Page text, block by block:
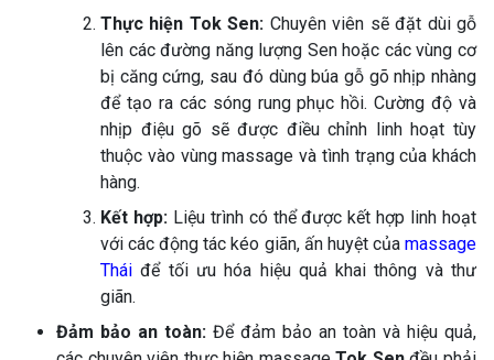
Thực hiện Tok Sen: Chuyên viên sẽ đặt dùi gỗ
lên các đường năng lượng Sen hoặc các vùng cơ
bị căng cứng, sau đó dùng búa gỗ gõ nhịp nhàng
để tạo ra các sóng rung phục hồi. Cường độ và
nhịp điệu gõ sẽ được điều chỉnh linh hoạt tùy
thuộc vào vùng massage và tình trạng của khách
hàng.
Kết hợp:Liệu trình có thể được kết hợp linh hoạt
với các động tác kéo giãn, ấn huyệt của massage
Thái để tối ưu hóa hiệu quả khai thông và thư
giãn.
Đảm bảo an toàn: Để đảm bảo an toàn và hiệu quả,